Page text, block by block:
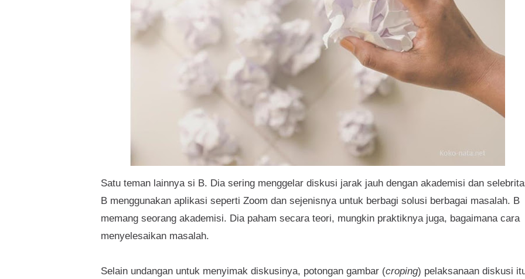
Satu teman lainnya si B. Dia sering menggelar diskusi jarak jauh dengan akademisi dan
B menggunakan aplikasi seperti Zoom dan sejenisnya untuk berbagi solusi berbagai masalah. B
memang seorang akademisi. Dia paham secara teori, mungkin praktiknya juga, bagaimana cara
menyelesaikan masalah.
Selain undangan untuk menyimak diskusinya, potongan gambar (croping) pelaksanaan diskusi